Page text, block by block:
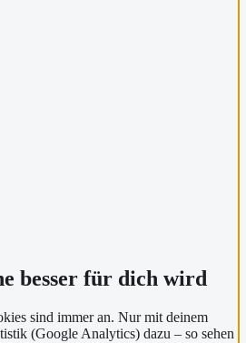
besser für dich wird
sind immer an. Nur mit deinem
(Google Analytics) dazu – so sehen